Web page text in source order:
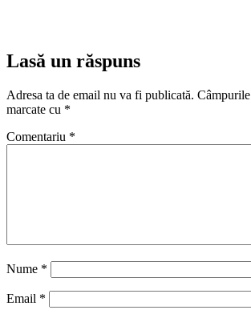
Lasă un răspuns
Adresa ta de email nu va fi publicată.
marcate cu *
Comentariu *
Nume *
Email *